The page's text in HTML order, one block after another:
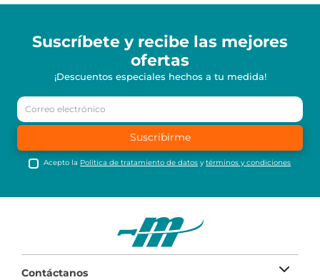
Suscríbete y recibe las mejores
ofertas
¡Descuentos especiales hechos a tu medida!
Suscribirme
Acepto la Política de tratamiento de datos ytérminos y condiciones
Contáctanos